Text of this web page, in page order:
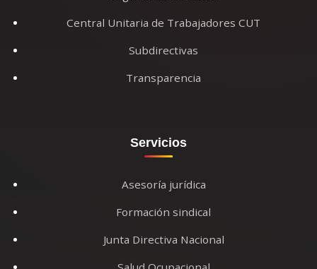
Central Unitaria de Trabajadores CUT
Subdirectivas
Transparencia
Servicios
Asesoría jurídica
Formación sindical
Junta Directiva Nacional